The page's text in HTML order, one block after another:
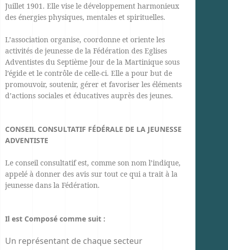
Juillet 1901. Elle vise le développement harmonieux
des énergies physiques, mentales et spirituelles.
L’association organise, coordonne et oriente les
activités de jeunesse de la Fédération des Eglises
Adventistes du Septième Jour de la Martinique sous
l’égide et le contrôle de celle-ci. Elle a pour but de
promouvoir, soutenir, gérer et favoriser les éléments
d’actions sociales et éducatives auprès des jeunes.
CONSEIL CONSULTATIF FÉDÉRALE DE LA JEUNESSE
ADVENTISTE
Le conseil consultatif est, comme son nom l’indique,
appelé à donner des avis sur tout ce qui a trait à la
jeunesse dans la Fédération.
Il est Composé comme suit :
Un représentant de chaque secteur